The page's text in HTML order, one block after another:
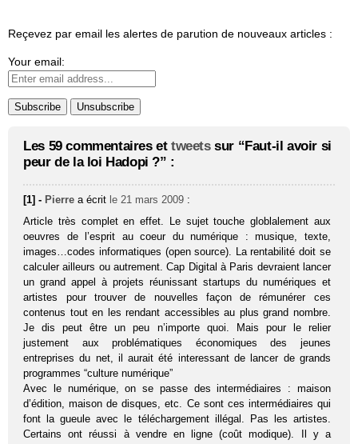
Reçevez par email les alertes de parution de nouveaux articles :
Your email:
Les 59 commentaires et tweetssur “Faut-il avoir si
peur de la loi Hadopi ?” :
[1] - Pierre a écrit le 21 mars 2009 :
Article très complet en effet. Le sujet touche globlalement aux
oeuvres de l’esprit au coeur du numérique : musique, texte,
images…codes informatiques (open source). La rentabilité doit se
calculer ailleurs ou autrement. Cap Digital à Paris devraient lancer
un grand appel à projets réunissant startups du numériques et
artistes pour trouver de nouvelles façon de rémunérer ces
contenus tout en les rendant accessibles au plus grand nombre.
Je dis peut être un peu n’importe quoi. Mais pour le relier
justement aux problématiques économiques des jeunes
entreprises du net, il aurait été interessant de lancer de grands
programmes “culture numérique”
Avec le numérique, on se passe des intermédiaires : maison
d’édition, maison de disques, etc. Ce sont ces intermédiaires qui
font la gueule avec le téléchargement illégal. Pas les artistes.
Certains ont réussi à vendre en ligne (coût modique). Il y a